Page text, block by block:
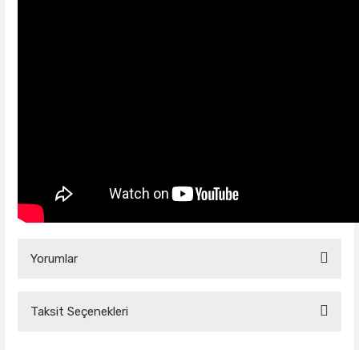
Yorumlar
Taksit Seçenekleri